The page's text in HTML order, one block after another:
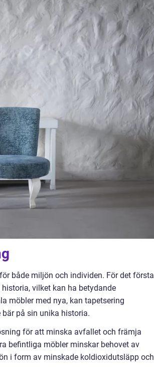
både miljön och individen. För det första
vilket kan ha betydande
möbler med nya, kan tapetsering
på sin unika historia.
för att minska avfallet och främja
befintliga möbler minskar behovet av
i form av minskade koldioxidutsläpp och